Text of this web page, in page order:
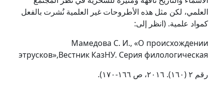
العلمي، لكن مثل هذه الأطروحات غير العلمية نُشرت بالفعل
كمواد علمية. (انظر إلى:
Мамедова С. И., «О происхождении
этрусков»,Вестник КазНУ. Серия филологическая
رقم ٢ (١٦٠). ٢٠١٦، ص ١٦٦-١٧٠).